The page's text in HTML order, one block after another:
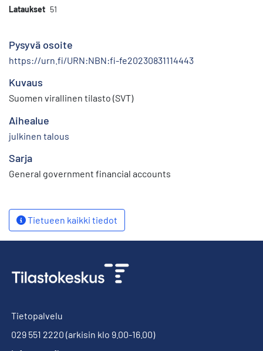
Lataukset 51
Pysyvä osoite
https://urn.fi/URN:NBN:fi-fe20230831114443
Kuvaus
Suomen virallinen tilasto (SVT)
Aihealue
julkinen talous
Sarja
General government financial accounts
Tietueen kaikki tiedot
Tietopalvelu
029 551 2220 (arkisin klo 9.00-16.00)